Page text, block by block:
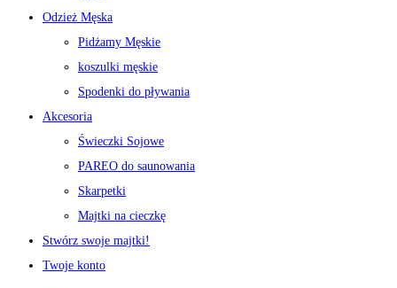
Odzież Męska
Pidżamy Męskie
koszulki męskie
Spodenki do pływania
Akcesoria
Świeczki Sojowe
PAREO do saunowania
Skarpetki
Majtki na cieczkę
Stwórz swoje majtki!
Twoje konto